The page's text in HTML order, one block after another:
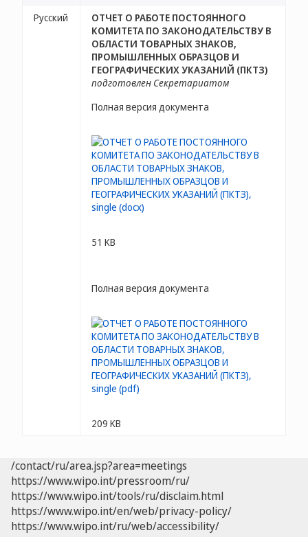
Русский
ОТЧЕТ О РАБОТЕ ПОСТОЯННОГО
КОМИТЕТА ПО ЗАКОНОДАТЕЛЬСТВУ В
ОБЛАСТИ ТОВАРНЫХ ЗНАКОВ,
ПРОМЫШЛЕННЫХ ОБРАЗЦОВ И
ГЕОГРАФИЧЕСКИХ УКАЗАНИЙ (ПКТЗ)
подготовлен Секретариатом
Полная версия документа
51 KB
Полная версия документа
209 KB
/contact/ru/area.jsp?area=meetings
https://www.wipo.int/pressroom/ru/
https://www.wipo.int/tools/ru/disclaim.html
https://www.wipo.int/en/web/privacy-policy/
https://www.wipo.int/ru/web/accessibility/